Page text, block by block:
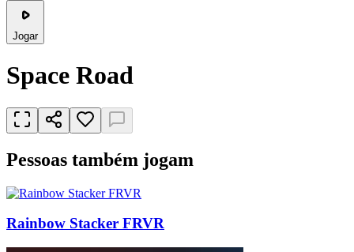
Jogar
Space Road
Pessoas também jogam
Rainbow Stacker FRVR